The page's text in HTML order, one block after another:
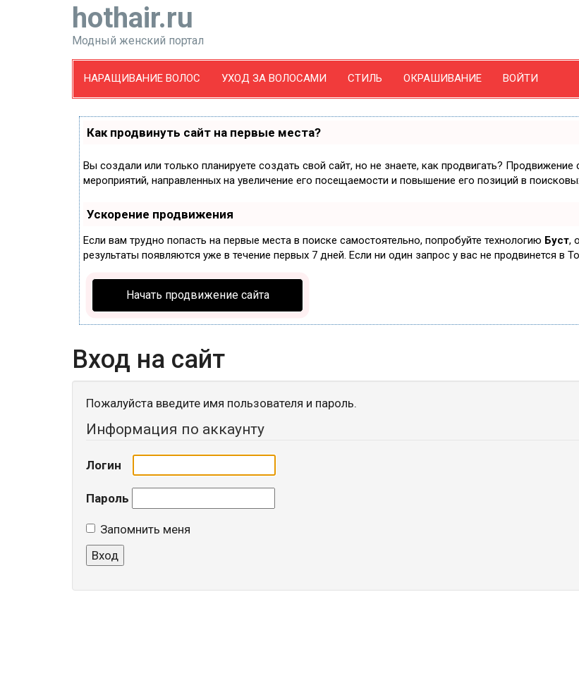
hothair.ru
Модный женский портал
НАРАЩИВАНИЕ ВОЛОС УХОД ЗА ВОЛОСАМИ СТИЛЬ ОКРАШИВАНИЕ ВОЙТИ
Как продвинуть сайт на первые места?
Вы создали или только планируете создать свой сайт, но не знаете, как продвигать?
мероприятий, направленных на увеличение его посещаемости и повышение его позиций в
Ускорение продвижения
Если вам трудно попасть на первые места в поиске самостоятельно, попробуйте технологию Буст,
результаты появляются уже в течение первых 7 дней. Если ни один запрос у вас не продвинется в
Начать продвижение сайта
Вход на сайт
Пожалуйста введите имя пользователя и пароль.
Информация по аккаунту
Логин
Пароль
Запомнить меня
Вход